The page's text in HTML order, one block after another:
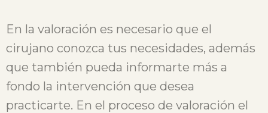
En la valoración es necesario que el
cirujano conozca tus necesidades, además
que también pueda informarte más a
fondo la intervención que desea
practicarte. En el proceso de valoración el